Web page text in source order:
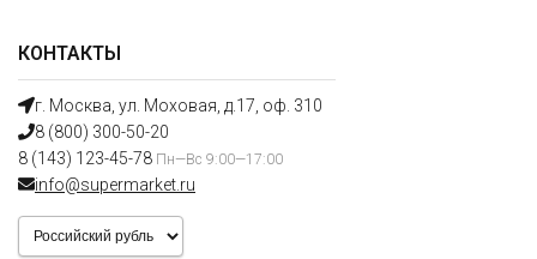
КОНТАКТЫ
г. Москва, ул. Моховая, д.17, оф. 310
8 (800) 300-50-20
8 (143) 123-45-78 Пн—Вс 9:00—17:00
info@supermarket.ru